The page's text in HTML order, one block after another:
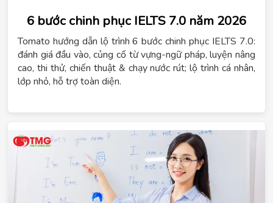
6 bước chinh phục IELTS 7.0 năm 2026
Tomato hướng dẫn lộ trình 6 bước chinh phục IELTS 7.0:
đánh giá đầu vào, củng cố từ vựng-ngữ pháp, luyện nâng
cao, thi thử, chiến thuật & chạy nước rút; lộ trình cá nhân,
lớp nhỏ, hỗ trợ toàn diện.